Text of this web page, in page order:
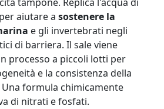
aiutare a sostenere la
e gli invertebrati negli
di barriera. Il sale viene
processo a piccoli lotti per
e la consistenza della
Una formula chimicamente
di nitrati e fosfati.